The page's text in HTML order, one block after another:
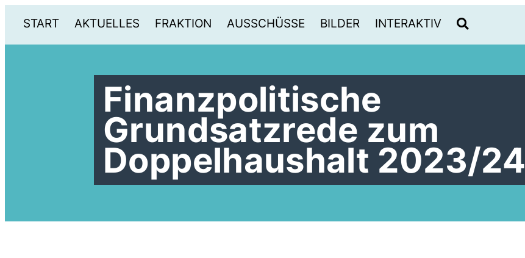
START AKTUELLES FRAKTION AUSSCHÜSSE BILDER INTERAKTIV
Finanzpolitische
Grundsatzrede zum
Doppelhaushalt 2023/24